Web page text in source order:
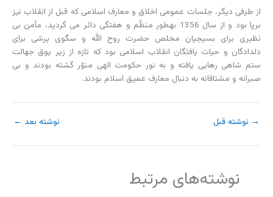
از طرفی دیگر، جلسات عمومی اخلاق و معارف اسلامی که قبل از انقلاب نیز
برپا بود و از سال 1356 به‏طور منظّم و هفتگی دائر می گردید، مأمن بی
نظیری برای بسیجیان مخلص حضرت روح الله و سکّوی پرشی برای
دلدادگان و حیات یافتگان انقلاب اسلامی بود که تازه از زیر یوق جهالت
ستم شاهی رهایی یافته و به نور حکومت الهی منوّر گشته بودند و بی
صبرانه و مشتاقانه به دنبال معارف عمیق اسلام بودند.
→ نوشته قبل نوشته بعد ←
نوشته‌های مرتبط